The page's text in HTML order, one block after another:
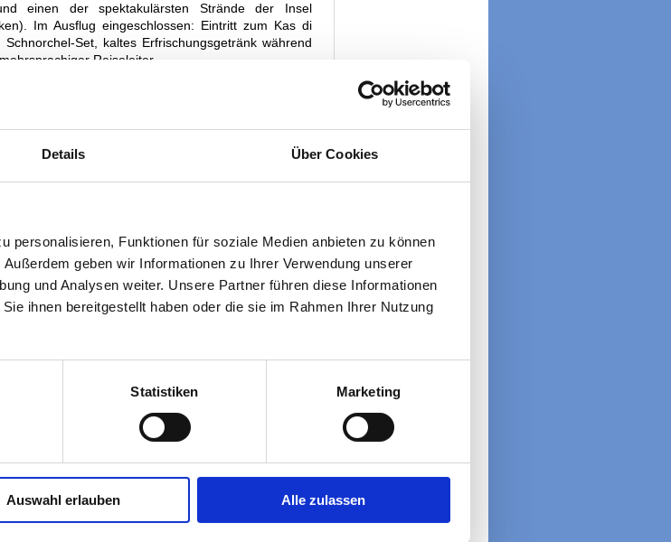
Details Über Cookies
personalisieren, Funktionen für soziale Medien anbieten zu können
geben wir Informationen zu Ihrer Verwendung unserer
und Analysen weiter. Unsere Partner führen diese Informationen
ihnen bereitgestellt haben oder die sie im Rahmen Ihrer Nutzung
Statistiken Marketing
Auswahl erlauben Alle zulassen
einen der spektakulärsten Strände der Insel
Im Ausflug eingeschlossen: Eintritt zum Kas di
Set, kaltes Erfrischungsgetränk während
Reiseleiter.
Euch einen guten Rückflug. Verlängerungstage
Avila Beach Hotel 4****